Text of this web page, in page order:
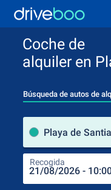
Coche de
alquiler en
Búsqueda de autos de
Playa de
Recogida